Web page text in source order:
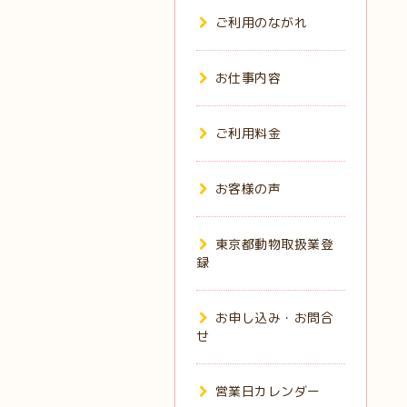
ご利用のながれ
お仕事内容
ご利用料金
お客様の声
東京都動物取扱業登
録
お申し込み・お問合
せ
営業日カレンダー